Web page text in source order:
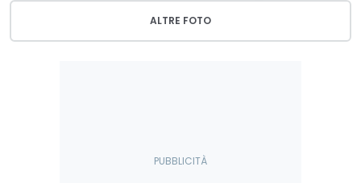
ALTRE FOTO